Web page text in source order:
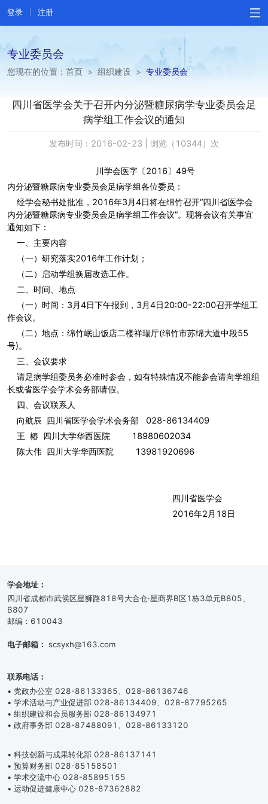
登录 注册
专业委员会
您现在的位置： 首页 > 组织建设 > 专业委员会
四川省医学会关于召开内分泌暨糖尿病学专业委员会足
病学组工作会议的通知
发布时间：2016-02-23 浏览（10344）次
川学会医字〔2016〕49号
内分泌暨糖尿病专业委员会足病学组各位委员：
经学会秘书处批准，2016年3月4日将在绵竹召开“四川省医学会
内分泌暨糖尿病专业委员会足病学组工作会议”。现将会议有关事宜
通知如下：
一、主要内容
（一）研究落实2016年工作计划；
（二）启动学组换届改选工作。
二、时间、地点
（一）时间：3月4日下午报到，3月4日20:00-22:00召开学组工
作会议。
（二）地点：绵竹岷山饭店二楼祥瑞厅(绵竹市苏绵大道中段55
号)。
三、会议要求
请足病学组委员务必准时参会，如有特殊情况不能参会请向学组组
长或省医学会学术会务部请假。
四、会议联系人
向航辰 四川省医学会学术会务部 028-86134409
王 椿 四川大学华西医院 18980602034
陈大伟 四川大学华西医院 13981920696
四川省医学会
2016年2月18日
学会地址：
四川省成都市武侯区星狮路818号大合仓·星商界B区1栋3单元B805、
B807
邮编：610043
电子邮箱： scsyxh@163.com
联系电话：
• 党政办公室 028-86133365、028-86136746
• 学术活动与产业促进部 028-86134409、028-87795265
• 组织建设和会员服务部 028-86134971
• 政府事务部 028-87488091、028-86133120
• 科技创新与成果转化部 028-86137141
• 预算财务部 028-85158501
• 学术交流中心 028-85895155
• 运动促进健康中心 028-87362882